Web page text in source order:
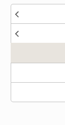
Nenhum dos